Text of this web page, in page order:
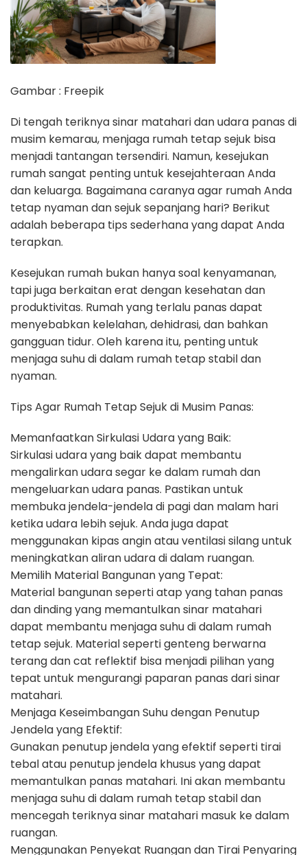
Gambar : Freepik
Di tengah teriknya sinar matahari dan udara panas di
musim kemarau, menjaga rumah tetap sejuk bisa
menjadi tantangan tersendiri. Namun, kesejukan
rumah sangat penting untuk kesejahteraan Anda
dan keluarga. Bagaimana caranya agar rumah Anda
tetap nyaman dan sejuk sepanjang hari? Berikut
adalah beberapa tips sederhana yang dapat Anda
terapkan.
Kesejukan rumah bukan hanya soal kenyamanan,
tapi juga berkaitan erat dengan kesehatan dan
produktivitas. Rumah yang terlalu panas dapat
menyebabkan kelelahan, dehidrasi, dan bahkan
gangguan tidur. Oleh karena itu, penting untuk
menjaga suhu di dalam rumah tetap stabil dan
nyaman.
Tips Agar Rumah Tetap Sejuk di Musim Panas:
Memanfaatkan Sirkulasi Udara yang Baik:
Sirkulasi udara yang baik dapat membantu
mengalirkan udara segar ke dalam rumah dan
mengeluarkan udara panas. Pastikan untuk
membuka jendela-jendela di pagi dan malam hari
ketika udara lebih sejuk. Anda juga dapat
menggunakan kipas angin atau ventilasi silang untuk
meningkatkan aliran udara di dalam ruangan.
Memilih Material Bangunan yang Tepat:
Material bangunan seperti atap yang tahan panas
dan dinding yang memantulkan sinar matahari
dapat membantu menjaga suhu di dalam rumah
tetap sejuk. Material seperti genteng berwarna
terang dan cat reflektif bisa menjadi pilihan yang
tepat untuk mengurangi paparan panas dari sinar
matahari.
Menjaga Keseimbangan Suhu dengan Penutup
Jendela yang Efektif:
Gunakan penutup jendela yang efektif seperti tirai
tebal atau penutup jendela khusus yang dapat
memantulkan panas matahari. Ini akan membantu
menjaga suhu di dalam rumah tetap stabil dan
mencegah teriknya sinar matahari masuk ke dalam
ruangan.
Menggunakan Penyekat Ruangan dan Tirai Penyaring